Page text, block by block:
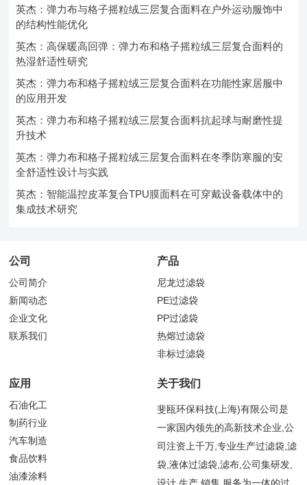
英杰：弹力布与格子摇粒绒三层复合面料在户外运动服饰中
的结构性能优化
英杰：高保暖高回弹：弹力布和格子摇粒绒三层复合面料的
热湿舒适性研究
英杰：弹力布和格子摇粒绒三层复合面料在功能性家居服中
的应用开发
英杰：弹力布和格子摇粒绒三层复合面料抗起球与耐磨性提
升技术
英杰：弹力布和格子摇粒绒三层复合面料在冬季防寒服的安
全舒适性设计与实践
英杰：智能温控皮革复合TPU膜面料在可穿戴设备载体中的
集成技术研究
公司
公司简介
新闻动态
企业文化
联系我们
产品
尼龙过滤袋
PE过滤袋
PP过滤袋
热熔过滤袋
非标过滤袋
应用
石油化工
制药行业
汽车制造
食品饮料
油漆涂料
关于我们
斐瓯环保科技(上海)有限公司是
一家国内领先的高新技术企业,公
司注资上千万,专业生产过滤袋,滤
袋,液体过滤袋,滤布,公司集研发,